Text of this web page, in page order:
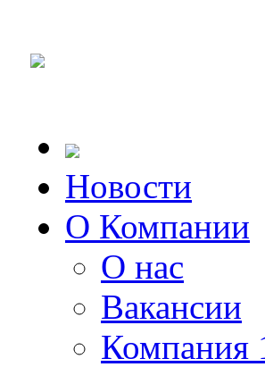
Новости
О Компании
О нас
Вакансии
Компания